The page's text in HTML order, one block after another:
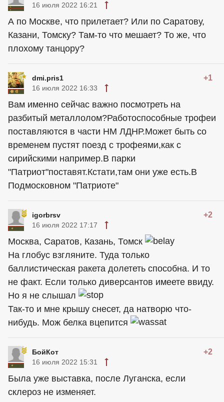
16 июля 2022 16:21
А по Москве, что прилетает? Или по Саратову,
Казани, Томску? Там-то что мешает? То же, что
плохому танцору?
dmi.pris1 +1
16 июля 2022 16:33
Вам именно сейчас важно посмотреть на
разбитый металлолом?Работоспособные трофеи
поставляются в части НМ ЛДНР.Может быть со
временем пустят поезд с трофеями,как с
сирийскими например.В парки
"Патриот"поставят.Кстати,там они уже есть.В
Подмосковном "Патриоте"
igorbrsv +2
16 июля 2022 17:17
Москва, Саратов, Казань, Томск
На глобус взгляните. Туда только
баллистическая ракета долететь способна. И то
не факт. Если только диверсантов имеете ввиду.
Но я не слышал
Так-то и мне крышу снесет, да натворю что-
нибудь. Мож белка вцепится
БойКот +2
16 июля 2022 15:31
Была уже выставка, после Луганска, если
склероз не изменяет.